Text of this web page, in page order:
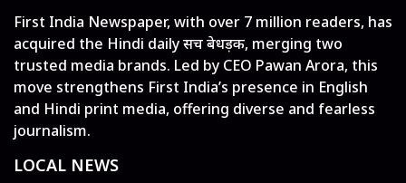
First India Newspaper, with over 7 million readers, has
acquired the Hindi daily सच बेधड़क, merging two
trusted media brands. Led by CEO Pawan Arora, this
move strengthens First India’s presence in English
and Hindi print media, offering diverse and fearless
journalism.
LOCAL NEWS